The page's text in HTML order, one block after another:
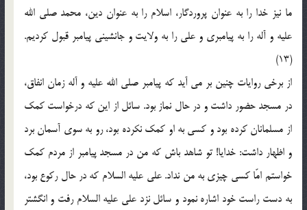
ما نیز خدا را به عنوان پروردگار، اسلام را به عنوان دین، محمد صلی الله
علیه و آله را به پیامبری و علی را به ولایت و جانشینی پیامبر قبول کردیم.
(13)
از برخی روایات چنین بر می آید که پیامبر صلی الله علیه و آله زمان انفاق،
در مسجد حضور داشت و در حال نماز بود. سائل از این که درخواست کمک
از مسلمانان کرده بود و کسی به او کمک نکرده بود، رو به سوی آسمان برد
و اظهار داشت: خدایا! تو شاهد باش که من در مسجد پیامبر از مردم کمک
خواستم امّا کسی چیزی به من نداد. علی علیه السلام که در حال رکوع بود،
به دست راست خود اشاره نمود و سائل نزد علی علیه السلام رفت و انگشتر